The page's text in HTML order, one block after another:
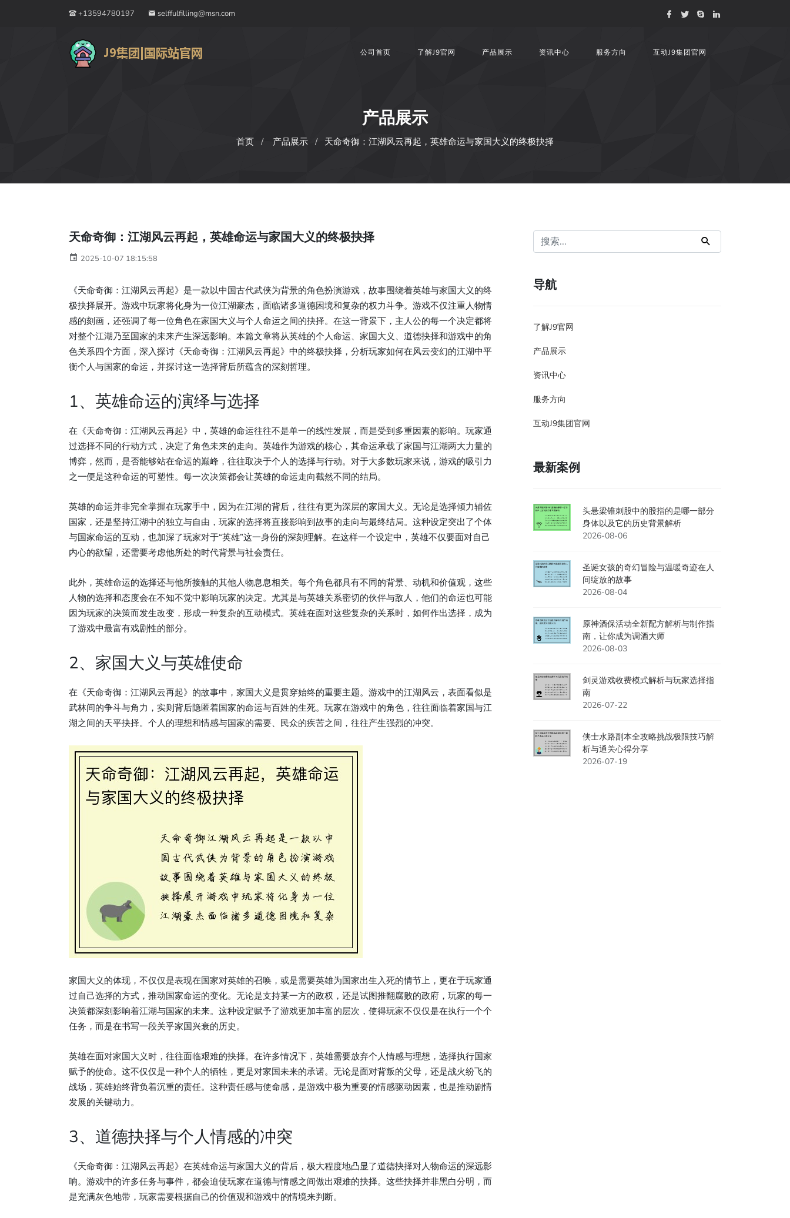
+13594780197 selffulfilling@msn.com
公司首页 了解J9官网 产品展示 资讯中心 服务方向 互动J9集团官网
产品展示
首页 产品展示 天命奇御：江湖风云再起，英雄命运与家国大义的终极抉择
天命奇御：江湖风云再起，英雄命运与家国大义的终极抉择
2025-10-07 18:15:58
《天命奇御：江湖风云再起》是一款以中国古代武侠为背景的角色扮演游戏，故事围绕着英雄与家国大义的终
极抉择展开。游戏中玩家将化身为一位江湖豪杰，面临诸多道德困境和复杂的权力斗争。游戏不仅注重人物情
感的刻画，还强调了每一位角色在家国大义与个人命运之间的抉择。在这一背景下，主人公的每一个决定都将
对整个江湖乃至国家的未来产生深远影响。本篇文章将从英雄的个人命运、家国大义、道德抉择和游戏中的角
色关系四个方面，深入探讨《天命奇御：江湖风云再起》中的终极抉择，分析玩家如何在风云变幻的江湖中平
衡个人与国家的命运，并探讨这一选择背后所蕴含的深刻哲理。
1、英雄命运的演绎与选择
在《天命奇御：江湖风云再起》中，英雄的命运往往不是单一的线性发展，而是受到多重因素的影响。玩家通
过选择不同的行动方式，决定了角色未来的走向。英雄作为游戏的核心，其命运承载了家国与江湖两大力量的
博弈，然而，是否能够站在命运的巅峰，往往取决于个人的选择与行动。对于大多数玩家来说，游戏的吸引力
之一便是这种命运的可塑性。每一次决策都会让英雄的命运走向截然不同的结局。
英雄的命运并非完全掌握在玩家手中，因为在江湖的背后，往往有更为深层的家国大义。无论是选择倾力辅佐
国家，还是坚持江湖中的独立与自由，玩家的选择将直接影响到故事的走向与最终结局。这种设定突出了个体
与国家命运的互动，也加深了玩家对于“英雄”这一身份的深刻理解。在这样一个设定中，英雄不仅要面对自己
内心的欲望，还需要考虑他所处的时代背景与社会责任。
此外，英雄命运的选择还与他所接触的其他人物息息相关。每个角色都具有不同的背景、动机和价值观，这些
人物的选择和态度会在不知不觉中影响玩家的决定。尤其是与英雄关系密切的伙伴与敌人，他们的命运也可能
因为玩家的决策而发生改变，形成一种复杂的互动模式。英雄在面对这些复杂的关系时，如何作出选择，成为
了游戏中最富有戏剧性的部分。
2、家国大义与英雄使命
在《天命奇御：江湖风云再起》的故事中，家国大义是贯穿始终的重要主题。游戏中的江湖风云，表面看似是
武林间的争斗与角力，实则背后隐匿着国家的命运与百姓的生死。玩家在游戏中的角色，往往面临着家国与江
湖之间的天平抉择。个人的理想和情感与国家的需要、民众的疾苦之间，往往产生强烈的冲突。
家国大义的体现，不仅仅是表现在国家对英雄的召唤，或是需要英雄为国家出生入死的情节上，更在于玩家通
过自己选择的方式，推动国家命运的变化。无论是支持某一方的政权，还是试图推翻腐败的政府，玩家的每一
决策都深刻影响着江湖与国家的未来。这种设定赋予了游戏更加丰富的层次，使得玩家不仅仅是在执行一个个
任务，而是在书写一段关乎家国兴衰的历史。
英雄在面对家国大义时，往往面临艰难的抉择。在许多情况下，英雄需要放弃个人情感与理想，选择执行国家
赋予的使命。这不仅仅是一种个人的牺牲，更是对家国未来的承诺。无论是面对背叛的父母，还是战火纷飞的
战场，英雄始终背负着沉重的责任。这种责任感与使命感，是游戏中极为重要的情感驱动因素，也是推动剧情
发展的关键动力。
3、道德抉择与个人情感的冲突
《天命奇御：江湖风云再起》在英雄命运与家国大义的背后，极大程度地凸显了道德抉择对人物命运的深远影
响。游戏中的许多任务与事件，都会迫使玩家在道德与情感之间做出艰难的抉择。这些抉择并非黑白分明，而
是充满灰色地带，玩家需要根据自己的价值观和游戏中的情境来判断。
导航
了解J9官网
产品展示
资讯中心
服务方向
互动J9集团官网
最新案例
头悬梁锥刺股中的股指的是哪一部分
身体以及它的历史背景解析
2026-08-06
圣诞女孩的奇幻冒险与温暖奇迹在人
间绽放的故事
2026-08-04
原神酒保活动全新配方解析与制作指
南，让你成为调酒大师
2026-08-03
剑灵游戏收费模式解析与玩家选择指
南
2026-07-22
侠士水路副本全攻略挑战极限技巧解
析与通关心得分享
2026-07-19